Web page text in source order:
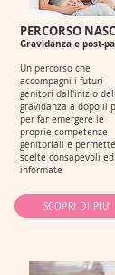
PERCORSO
Gravidanza e post-
Un percorso che
accompagni i futuri
genitori dall'inizio
gravidanza a dopo il
per far emergere le
proprie competenze
genitoriali e
scelte consapevoli ed
informate
SCOPRI DI PIU'